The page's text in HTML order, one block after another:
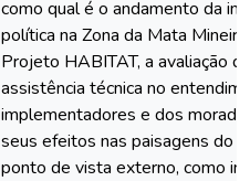
como qual é o andamento da
política na Zona da Mata
Projeto HABITAT, a avaliação
assistência técnica no
implementadores e dos
seus efeitos nas paisagens do
ponto de vista externo, como